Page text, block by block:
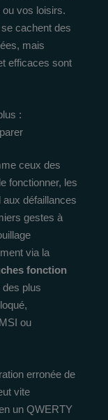
ou vos loisirs.
cachent des
mais
efficaces sont
:
ceux des
fonctionner, les
défaillances
gestes à
via la
fonction
des plus
ou
erronée de
vite
un QWERTY